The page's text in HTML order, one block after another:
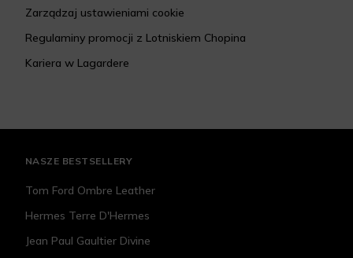
Zarządzaj ustawieniami cookie
Regulaminy promocji z Lotniskiem Chopina
Kariera w Lagardere
NASZE BESTSELLERY
Tom Ford Ombre Leather
Hermes Terre D'Hermes
Jean Paul Gaultier Divine